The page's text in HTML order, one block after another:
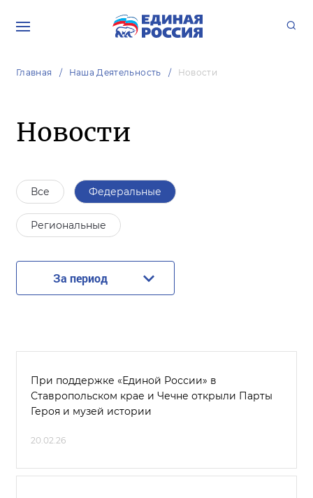
Главная Наша Деятельность Новости
Новости
Все Федеральные
Региональные
За период
При поддержке «Единой России» в
Ставропольском крае и Чечне открыли Парты
Героя и музей истории
20.02.26